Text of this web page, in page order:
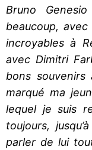
Bruno
beaucoup,
incroyables à
avec Dimitri
bons souvenirs
marqué ma
lequel je suis
toujours,
parler de lui